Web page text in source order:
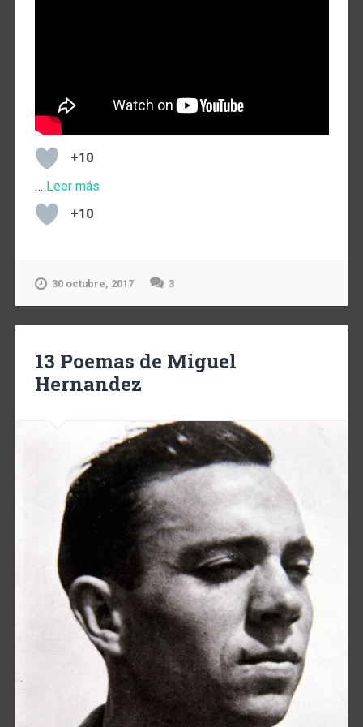
+10
… Leer más
+10
30 octubre, 2017 3
13 Poemas de Miguel
Hernandez